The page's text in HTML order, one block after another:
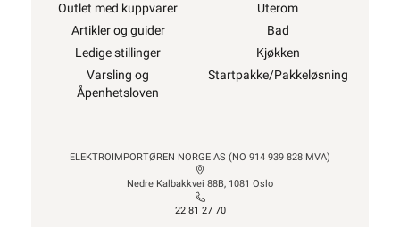
Outlet med kuppvarer
Artikler og guider
Ledige stillinger
Varsling og
Åpenhetsloven
Uterom
Bad
Kjøkken
Startpakke/Pakkeløsning
ELEKTROIMPORTØREN NORGE AS (NO 914 939 828 MVA)
Nedre Kalbakkvei 88B, 1081 Oslo
22 81 27 70